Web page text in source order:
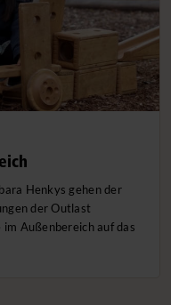
Henkys gehen der
der Outlast
Außenbereich auf das